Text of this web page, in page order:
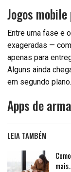
Jogos
Entre uma fase e
exageradas —
apenas para
Alguns ainda
em segundo plano.
Apps de
LEIA TAMBÉM